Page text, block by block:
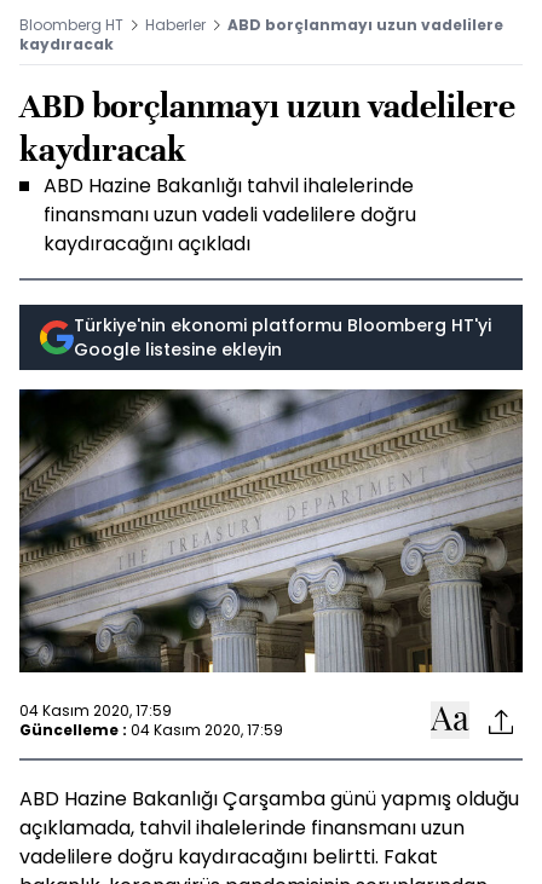
Bloomberg HT Haberler
ABD borçlanmayı uzun vadelilere
kaydıracak
ABD borçlanmayı uzun vadelilere
kaydıracak
ABD Hazine Bakanlığı tahvil ihalelerinde
finansmanı uzun vadeli vadelilere doğru
kaydıracağını açıkladı
Türkiye'nin ekonomi platformu Bloomberg HT'yi
Google listesine ekleyin
04 Kasım 2020, 17:59
Güncelleme : 04 Kasım 2020, 17:59
ABD Hazine Bakanlığı Çarşamba günü yapmış olduğu
açıklamada, tahvil ihalelerinde finansmanı uzun
vadelilere doğru kaydıracağını belirtti. Fakat